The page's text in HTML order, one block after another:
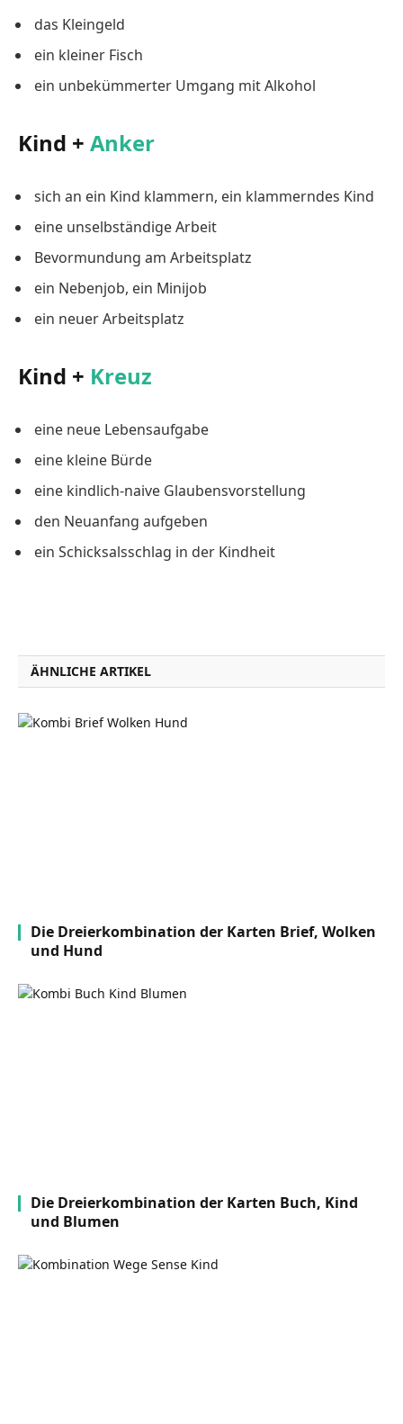
das Kleingeld
ein kleiner Fisch
ein unbekümmerter Umgang mit Alkohol
Kind + Anker
sich an ein Kind klammern, ein klammerndes Kind
eine unselbständige Arbeit
Bevormundung am Arbeitsplatz
ein Nebenjob, ein Minijob
ein neuer Arbeitsplatz
Kind + Kreuz
eine neue Lebensaufgabe
eine kleine Bürde
eine kindlich-naive Glaubensvorstellung
den Neuanfang aufgeben
ein Schicksalsschlag in der Kindheit
ÄHNLICHE ARTIKEL
Die Dreierkombination der Karten Brief, Wolken
und Hund
Die Dreierkombination der Karten Buch, Kind
und Blumen